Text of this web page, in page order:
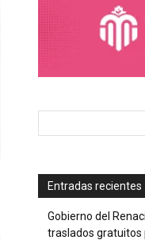
Entradas recientes
Gobierno del
traslados gratuitos